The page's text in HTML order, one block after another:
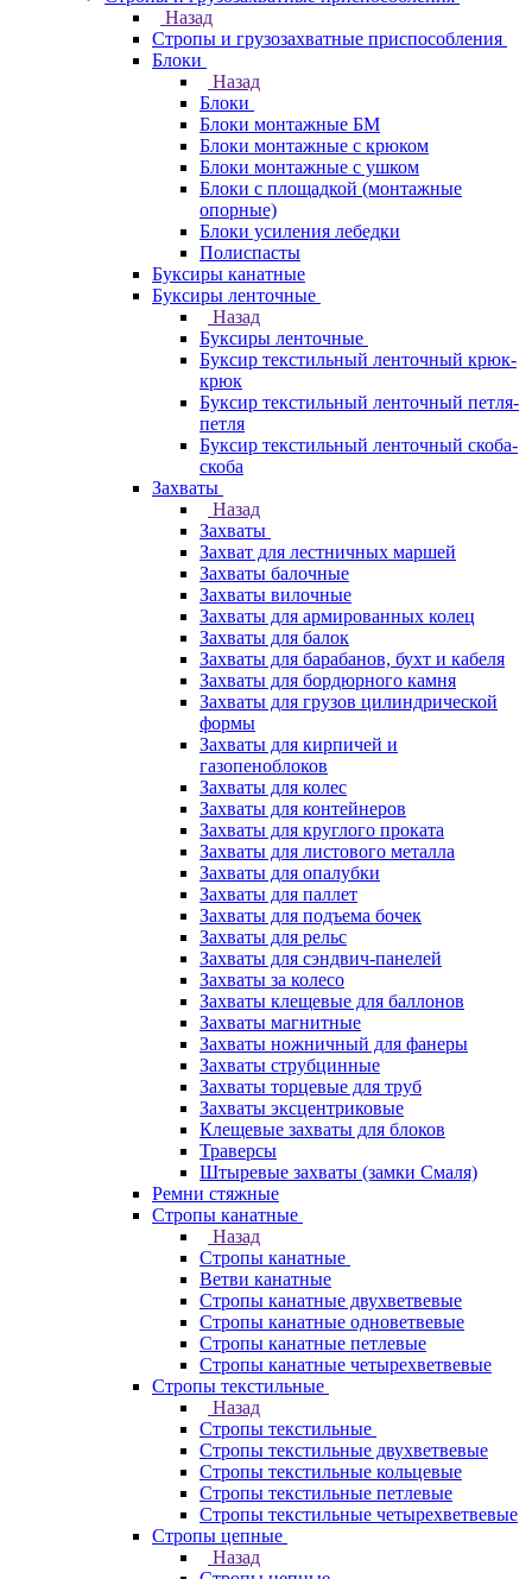
Назад
Стропы и грузозахватные приспособления
Блоки
Назад
Блоки
Блоки монтажные БМ
Блоки монтажные с крюком
Блоки монтажные с ушком
Блоки с площадкой (монтажные
опорные)
Блоки усиления лебедки
Полиспасты
Буксиры канатные
Буксиры ленточные
Назад
Буксиры ленточные
Буксир текстильный ленточный крюк-
крюк
Буксир текстильный ленточный петля-
петля
Буксир текстильный ленточный скоба-
скоба
Захваты
Назад
Захваты
Захват для лестничных маршей
Захваты балочные
Захваты вилочные
Захваты для армированных колец
Захваты для балок
Захваты для барабанов, бухт и кабеля
Захваты для бордюрного камня
Захваты для грузов цилиндрической
формы
Захваты для кирпичей и
газопеноблоков
Захваты для колес
Захваты для контейнеров
Захваты для круглого проката
Захваты для листового металла
Захваты для опалубки
Захваты для паллет
Захваты для подъема бочек
Захваты для рельс
Захваты для сэндвич-панелей
Захваты за колесо
Захваты клещевые для баллонов
Захваты магнитные
Захваты ножничный для фанеры
Захваты струбцинные
Захваты торцевые для труб
Захваты эксцентриковые
Клещевые захваты для блоков
Траверсы
Штыревые захваты (замки Смаля)
Ремни стяжные
Стропы канатные
Назад
Стропы канатные
Ветви канатные
Стропы канатные двухветвевые
Стропы канатные одноветвевые
Стропы канатные петлевые
Стропы канатные четырехветвевые
Стропы текстильные
Назад
Стропы текстильные
Стропы текстильные двухветвевые
Стропы текстильные кольцевые
Стропы текстильные петлевые
Стропы текстильные четырехветвевые
Стропы цепные
Назад